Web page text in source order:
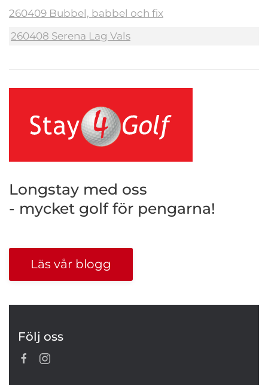
260409 Bubbel, babbel och fix
260408 Serena Lag Vals
Longstay med oss
- mycket golf för pengarna!
Läs vår blogg
Följ oss